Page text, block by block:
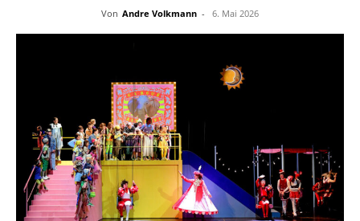
Von Andre Volkmann - 6. Mai 2026